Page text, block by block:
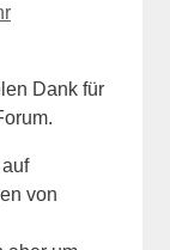
Dank für
von